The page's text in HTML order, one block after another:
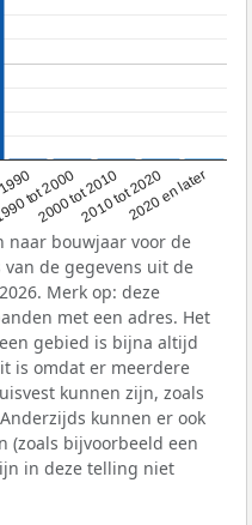
tot 2000
2000 tot 20102010 tot 20202020 en later
naar bouwjaar voor de
de gegevens uit de
Merk op: deze
met een adres. Het
gebied is bijna altijd
is omdat er meerdere
kunnen zijn, zoals
kunnen er ook
(zoals bijvoorbeeld een
in deze telling niet